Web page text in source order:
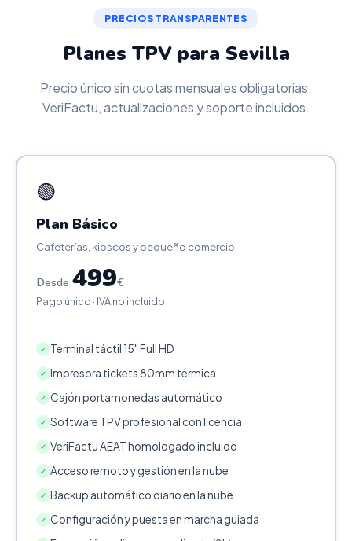
PRECIOS TRANSPARENTES
Planes TPV para Sevilla
Precio único sin cuotas mensuales obligatorias.
VeriFactu, actualizaciones y soporte incluidos.
🟢
Plan Básico
Cafeterías, kioscos y pequeño comercio
Desde 499€
Pago único · IVA no incluido
✓ Terminal táctil 15" Full HD
✓ Impresora tickets 80mm térmica
✓ Cajón portamonedas automático
✓ Software TPV profesional con licencia
✓ VeriFactu AEAT homologado incluido
✓ Acceso remoto y gestión en la nube
✓ Backup automático diario en la nube
✓ Configuración y puesta en marcha guiada